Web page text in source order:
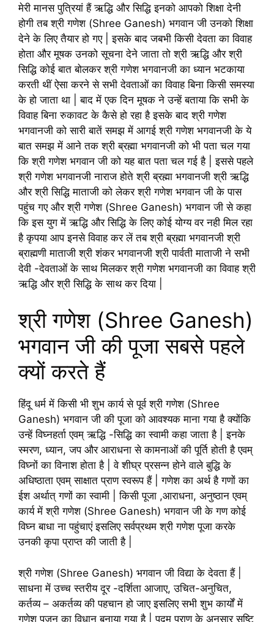
मेरी मानस पुत्रियां हैं ऋद्धि और सिद्धि इनको आपको शिक्षा देनी
होगी तब श्री गणेश (Shree Ganesh) भगवान जी उनको शिक्षा
देने के लिए तैयार हो गए | इसके बाद जबभी किसी देवता का विवाह
होता और मूषक उनको सूचना देने जाता तो श्री ऋद्धि और श्री
सिद्धि कोई बात बोलकर श्री गणेश भगवानजी का ध्यान भटकाया
करती थीं ऐसा करने से सभी देवताओं का विवाह बिना किसी समस्या
के हो जाता था | बाद में एक दिन मूषक ने उन्हें बताया कि सभी के
विवाह बिना रुकावट के कैसे हो रहा है इसके बाद श्री गणेश
भगवानजी को सारी बातें समझ में आगई श्री गणेश भगवानजी के ये
बात समझ में आने तक श्री ब्रह्मा भगवानजी को भी पता चल गया
कि श्री गणेश भगवान जी को यह बात पता चल गई है | इससे पहले
श्री गणेश भगवानजी नाराज होते श्री ब्रह्मा भगवानजी श्री ऋद्धि
और श्री सिद्धि माताजी को लेकर श्री गणेश भगवान जी के पास
पहुंच गए और श्री गणेश (Shree Ganesh) भगवान जी से कहा
कि इस युग में ऋद्धि और सिद्धि के लिए कोई योग्य वर नही मिल रहा
है कृपया आप इनसे विवाह कर लें तब श्री ब्रह्मा भगवानजी श्री
ब्राह्मणी माताजी श्री शंकर भगवानजी श्री पार्वती माताजी ने सभी
देवी -देवताओं के साथ मिलकर श्री गणेश भगवानजी का विवाह श्री
ऋद्धि और श्री सिद्धि के साथ कर दिया |
श्री गणेश (Shree Ganesh)
भगवान जी की पूजा सबसे पहले
क्यों करते हैं
हिंदू धर्म में किसी भी शुभ कार्य से पूर्व श्री गणेश (Shree
Ganesh) भगवान जी की पूजा को आवश्यक माना गया है क्योंकि
उन्हें विघ्नहर्ता एवम् ऋद्धि -सिद्धि का स्वामी कहा जाता है | इनके
स्मरण, ध्यान, जप और आराधना से कामनाओं की पूर्ति होती है एवम्
विघ्नों का विनाश होता है | वे शीघ्र प्रसन्न होने वाले बुद्धि के
अधिष्ठाता एवम् साक्षात प्राण स्वरूप हैं | गणेश का अर्थ है गणों का
ईश अर्थात् गणों का स्वामी | किसी पूजा ,आराधना, अनुष्ठान एवम्
कार्य में श्री गणेश (Shree Ganesh) भगवान जी के गण कोई
विघ्न बाधा ना पहुंचाएं इसलिए सर्वप्रथम श्री गणेश पूजा करके
उनकी कृपा प्राप्त की जाती है |
श्री गणेश (Shree Ganesh) भगवान जी विद्या के देवता हैं |
साधना में उच्च स्तरीय दूर -दर्शिता आजाए, उचित-अनुचित,
कर्तव्य – अकर्तव्य की पहचान हो जाए इसलिए सभी शुभ कार्यों में
गणेश पूजन का विधान बनाया गया है | पद्म पुराण के अनुसार सृष्टि